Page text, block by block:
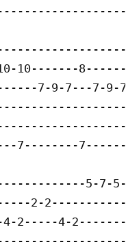
10-10-------
7-9-7---7-9-
7--------
5-7-5-
2-
4-2-----4-